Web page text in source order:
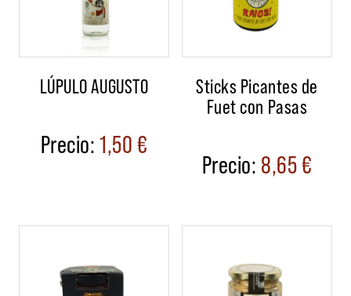
LÚPULO AUGUSTO
1,50€
Sticks Picantes de
Fuet con Pasas
8,65€